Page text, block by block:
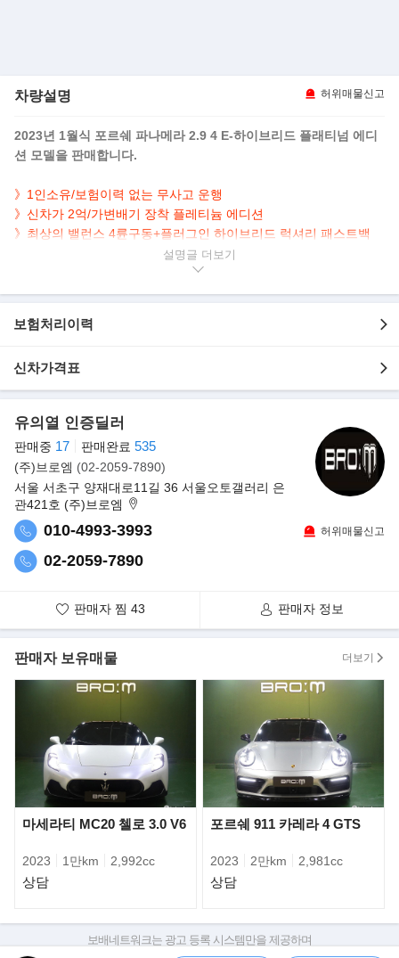
차량설명 허위매물신고
2023년 1월식 포르쉐 파나메라 2.9 4 E-하이브리드 플래티넘 에디
션 모델을 판매합니다.
》1인소유/보험이력 없는 무사고 운행
》신차가 2억/가변배기 장착 플레티늄 에디션
》최상의 밸런스 4륜구동+플러그인 하이브리드 럭셔리 패스트백
- 1인소유
- 현금차량
- 36,000km 실주행
- 짧은 신차급 키로수
- 우아한 매력의 화이트 바디
- 깔끔하게 관리된 내/외관 보유
- 6기통 가솔린+전기 모터 결합 PHEV 패스트백
▶포르쉐 신형 하이브리드 라인업 출시..
포르쉐가 신형 파나메라 터보 S E-하이브리드와 4 E-하이브리드,
신형 파나메라 4 S 등 3종의 신차를 공개했다.
포르쉐에 따르면 571마력의 V8 4.0ℓ 바이터보 엔진과 136마력의 전
하이브리드는 파나메라 라인업 중 가장 강력한 최고 700마력, 최대
력, 최대 40.8㎏·m의 힘을 낸다.
스포츠 크로노 패키지를 기본으로 탑재했으며 정지 상태에서 100
설명글
보험처리이력
신차가격표
유의열 인증딜러
판매중 17 판매완료 535
(주)브로엠 (02-2059-7890)
서울 서초구 양재대로11길 36 서울오토갤러리 은
관421호 (주)브로엠
010-4993-3993
02-2059-7890
허위매물신고
판매자 찜 43 판매자 정보
판매자 보유매물 더보기
마세라티 MC20 첼로 3.0 V6
2023 1만km 2,992cc
상담
포르쉐 911 카레라 4 GTS
2023 2만km 2,981cc
상담
보배네트워크는 광고 등록 시스템만을 제공하며
판매자가 직접 등록한 내용에 대한 모든 책임은 판매자에게 있습니다.